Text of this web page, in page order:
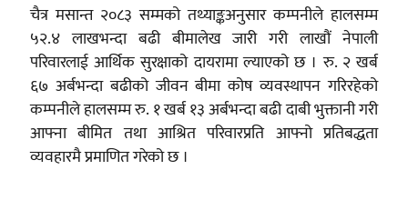
चैत्र मसान्त २०८३ सम्मको तथ्याङ्कअनुसार कम्पनीले हालसम्म
५२.४ लाखभन्दा बढी बीमालेख जारी गरी लाखौं नेपाली
परिवारलाई आर्थिक सुरक्षाको दायरामा ल्याएको छ । रु. २ खर्ब
६७ अर्बभन्दा बढीको जीवन बीमा कोष व्यवस्थापन गरिरहेको
कम्पनीले हालसम्म रु. १ खर्ब १३ अर्बभन्दा बढी दाबी भुक्तानी गरी
आफ्ना बीमित तथा आश्रित परिवारप्रति आफ्नो प्रतिबद्धता
व्यवहारमै प्रमाणित गरेको छ ।